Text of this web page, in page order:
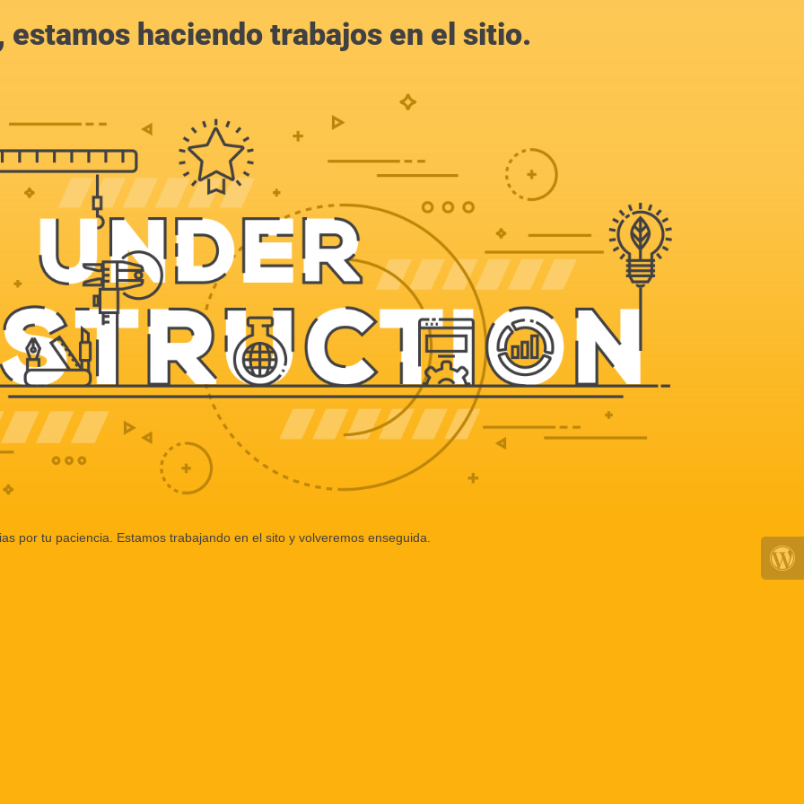
estamos haciendo trabajos en el sitio.
por tu paciencia. Estamos trabajando en el sito y volveremos enseguida.